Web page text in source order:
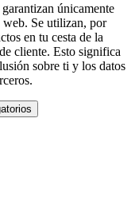
únicamente
web. Se utilizan, por
en tu cesta de la
cliente. Esto significa
sobre ti y los datos